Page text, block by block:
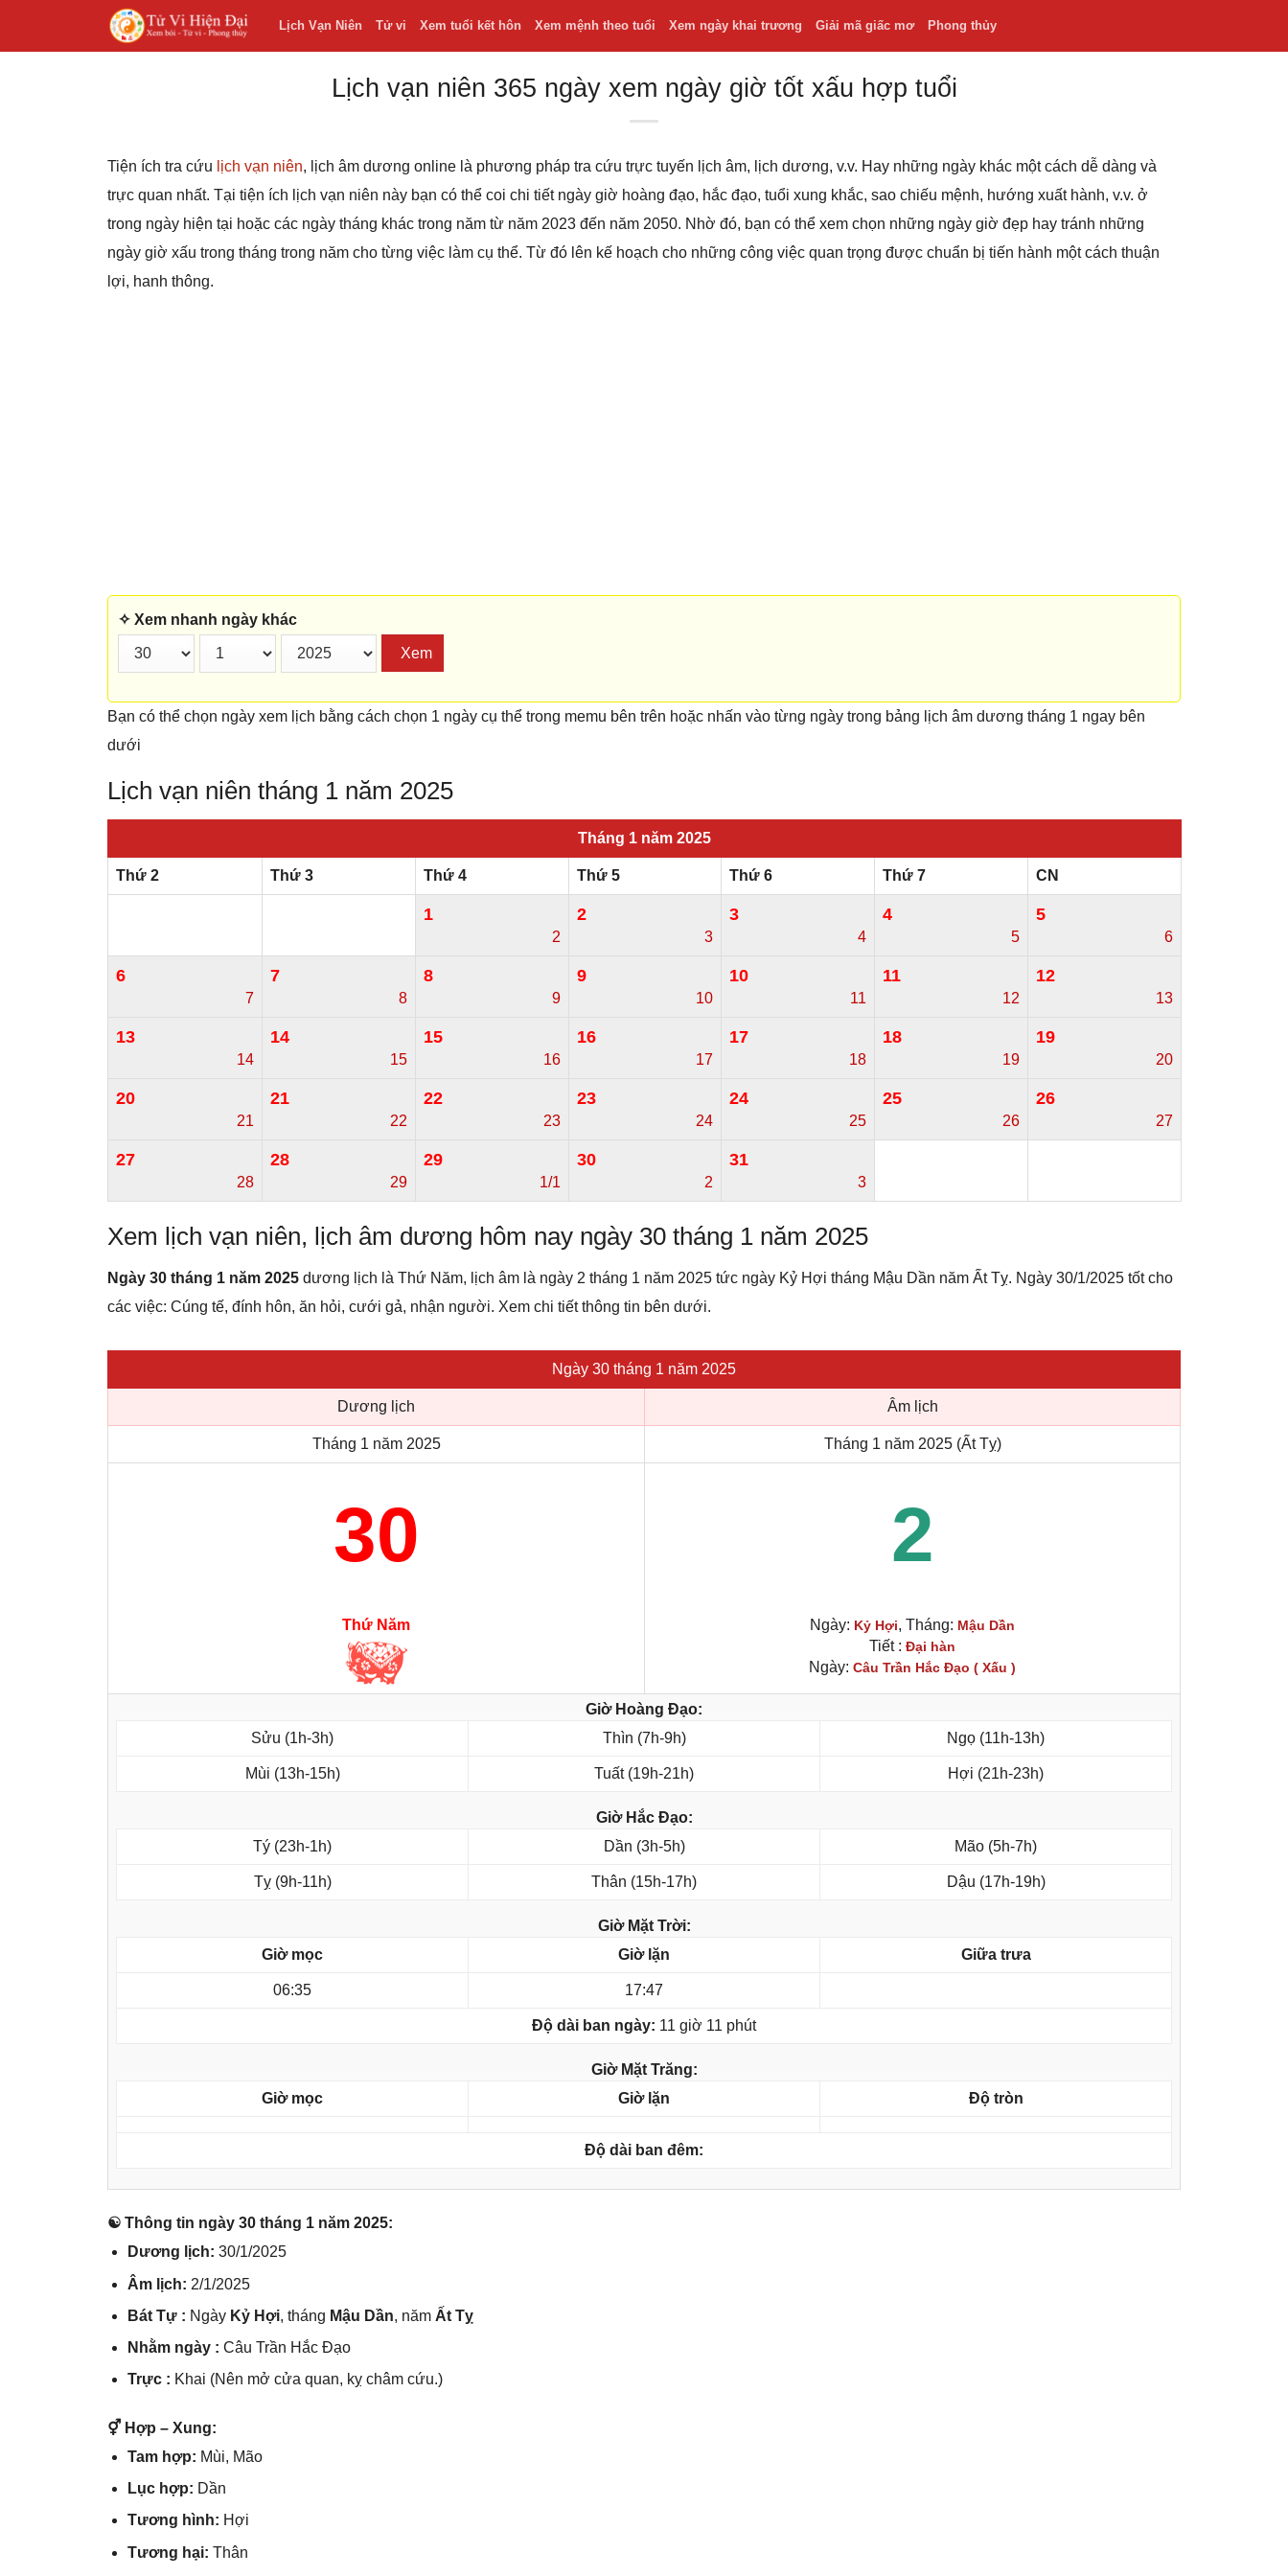
Lịch Vạn Niên Tử vi Xem tuổi kết hôn Xem mệnh theo tuổi Xem ngày khai trương Giải mã giấc mơ Phong thủy
Lịch vạn niên 365 ngày xem ngày giờ tốt xấu hợp tuổi
Tiện ích tra cứu lịch vạn niên, lịch âm dương online là phương pháp tra cứu trực tuyến lịch âm, lịch dương, v.v. Hay những ngày khác một cách dễ dàng và
trực quan nhất. Tại tiện ích lịch vạn niên này bạn có thể coi chi tiết ngày giờ hoàng đạo, hắc đạo, tuổi xung khắc, sao chiếu mệnh, hướng xuất hành, v.v. ở
trong ngày hiện tại hoặc các ngày tháng khác trong năm từ năm 2023 đến năm 2050. Nhờ đó, bạn có thể xem chọn những ngày giờ đẹp hay tránh những
ngày giờ xấu trong tháng trong năm cho từng việc làm cụ thể. Từ đó lên kế hoạch cho những công việc quan trọng được chuẩn bị tiến hành một cách thuận
lợi, hanh thông.
✧ Xem nhanh ngày khác
Xem
Bạn có thể chọn ngày xem lịch bằng cách chọn 1 ngày cụ thể trong memu bên trên hoặc nhấn vào từng ngày trong bảng lịch âm dương tháng 1 ngay bên
dưới
Lịch vạn niên tháng 1 năm 2025
Tháng 1 năm 2025
Thứ 2 Thứ 3 Thứ 4 Thứ 5 Thứ 6 Thứ 7 CN
1
2
2
3
3
4
4
5
5
6
6
7
7
8
8
9
9
10
10
11
11
12
12
13
13
14
14
15
15
16
16
17
17
18
18
19
19
20
20
21
21
22
22
23
23
24
24
25
25
26
26
27
27
28
28
29
29
1/1
30
2
31
3
Xem lịch vạn niên, lịch âm dương hôm nay ngày 30 tháng 1 năm 2025
Ngày 30 tháng 1 năm 2025 dương lịch là Thứ Năm, lịch âm là ngày 2 tháng 1 năm 2025 tức ngày Kỷ Hợi tháng Mậu Dần năm Ất Tỵ. Ngày 30/1/2025 tốt cho
các việc: Cúng tế, đính hôn, ăn hỏi, cưới gả, nhận người. Xem chi tiết thông tin bên dưới.
Ngày 30 tháng 1 năm 2025
Dương lịch Âm lịch
Tháng 1 năm 2025 Tháng 1 năm 2025 (Ất Tỵ)
30 2
Thứ Năm Ngày: Kỷ Hợi, Tháng: Mậu Dần
Tiết : Đại hàn
Ngày: Câu Trần Hắc Đạo ( Xấu )
Giờ Hoàng Đạo:
Sửu (1h-3h)
Thìn (7h-9h) Ngọ (11h-13h)
Mùi (13h-15h) Tuất (19h-21h) Hợi (21h-23h)
Giờ Hắc Đạo:
Tý (23h-1h)
Dần (3h-5h) Mão (5h-7h)
Tỵ (9h-11h) Thân (15h-17h) Dậu (17h-19h)
Giờ Mặt Trời:
Giờ mọc
Giờ lặn Giữa trưa
06:35 17:47
Độ dài ban ngày: 11 giờ 11 phút
Giờ Mặt Trăng:
Giờ mọc
Giờ lặn Độ tròn
Độ dài ban đêm:
☯ Thônɡ tin ngày 30 thánɡ 1 năm 2025:
Dươnɡ lịch: 30/1/2025
Âm lịch: 2/1/2025
Bát Tự : Ngày Kỷ Hợi, thánɡ Mậu Dần, năm Ất Tỵ
Nhằm ngày : Câu Trần Hắc Đạo
Trực : Khai (Nên mở cửa quan, kỵ châm cứu.)
⚥ Hợp – Xung:
Tam hợp: Mùi, Mão
Lục hợp: Dần
Tươnɡ hình: Hợi
Tươnɡ hại: Thân